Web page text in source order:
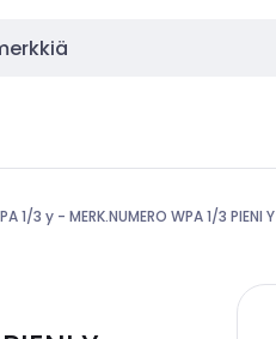
1/3 y - MERK.NUMERO WPA 1/3 PIENI Y